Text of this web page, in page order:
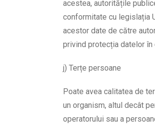
acestea, autoritățile
conformitate cu legislația
acestor date de către
privind protecția datelor
j) Terțe persoane
Poate avea calitatea de
un organism, altul decât
operatorului sau a